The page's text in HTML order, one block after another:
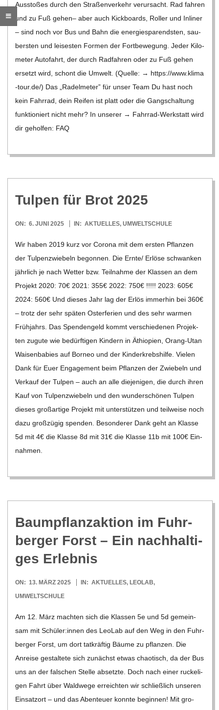
Aus­­s­to­­ßes durch den Stra­ßen­ver­kehr ver­ur­sacht. Rad fah­ren
und zu Fuß gehen– aber auch Kick­boards, Rol­ler und Inli­ner
– sind noch vor Bus und Bahn die ener­gie­spa­rends­ten, sau­
bers­ten und lei­ses­ten For­men der Fort­be­we­gung. Jeder Kilo­
me­ter Auto­fahrt, der durch Rad­fah­ren oder zu Fuß gehen
ersetzt wird, schont die Umwelt. (Quelle: → https://​www​.klima​
-tour​.de/) Das „Radel­me­ter” für unser Team Du hast noch
kein Fahr­rad, dein Rei­fen ist platt oder die Gang­schal­tung
funk­tio­niert nicht mehr? In unse­rer → Fahr­rad-Wer­k­statt wird
dir gehol­fen: FAQ
Tul­pen für Brot 2025
2025-
ON: 6. JUNI 2025 IN: AKTUELLES, UMWELTSCHULE
Wir haben 2019 kurz vor Corona mit dem ers­ten Pflan­zen
der Tul­pen­zwie­beln begon­nen. Die Ernte/​​ Erlöse schwan­ken
jähr­lich je nach Wet­ter bzw. Teil­nahme der Klas­sen an dem
Pro­jekt 2020: 70€ 2021: 355€ 2022: 750€ !!!!! 2023: 605€
2024: 560€ Und die­ses Jahr lag der Erlös immer­hin bei 360€
– trotz der sehr spä­ten Oster­fe­rien und des sehr war­men
Früh­jahrs. Das Spen­den­geld kommt ver­schie­de­nen Pro­jek­
ten zugute wie bedürf­ti­gen Kin­dern in Äthio­pien, Orang-Utan
Wai­sen­ba­bies auf Bor­neo und der Kin­der­krebs­hilfe. Vie­len
Dank für Euer Enga­ge­ment beim Pflan­zen der Zwie­beln und
Ver­kauf der Tul­pen – auch an alle die­je­ni­gen, die durch ihren
Kauf von Tul­pen­zwie­beln und den wun­der­schö­nen Tul­pen
die­ses groß­ar­tige Pro­jekt mit unter­stüt­zen und teil­weise noch
dazu groß­zü­gig spen­den. Beson­de­rer Dank geht an Klasse
5d mit 4€ die Klasse 8d mit 31€ die Klasse 11b mit 100€ Ein­
nah­men.
Baum­pflanz­ak­tion im Fuhr­
ber­ger Forst – Ein nach­hal­ti­
ges Erlebnis
2025-
03-
ON: 13. MÄRZ 2025 IN: AKTUELLES, LEOLAB,
UMWELTSCHULE
Am 12. März mach­ten sich die Klas­sen 5e und 5d gemein­
sam mit Schüler:innen des Leo­Lab auf den Weg in den Fuhr­
ber­ger Forst, um dort tat­kräf­tig Bäume zu pflan­zen. Die
Anreise gestal­tete sich zunächst etwas chao­tisch, da der Bus
uns an der fal­schen Stelle absetzte. Doch nach einer rucke­li­
gen Fahrt über Wald­wege erreich­ten wir schließ­lich unse­ren
Ein­satz­ort – und das Aben­teuer konnte begin­nen! Mit gro­